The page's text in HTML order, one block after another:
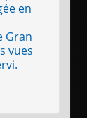
en
Gran
vues